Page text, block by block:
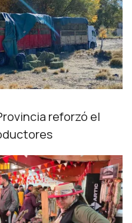
reforzó el